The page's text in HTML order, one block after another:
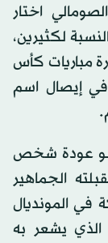
اختار
لكثيرين،
مباريات كأس
إيصال اسم
عودة شخص
الجماهير
في المونديال
يشعر به